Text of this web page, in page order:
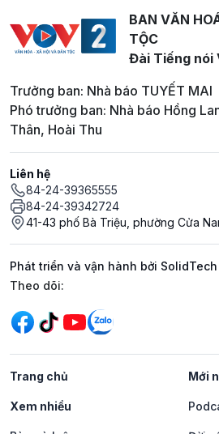
BAN VĂN
TỘC
Đài Tiếng nói
Trưởng ban: Nhà báo TUYẾT MAI
Phó trưởng ban: Nhà báo Hồng
Thân, Hoài Thu
Liên hệ
84-24-39365555
84-24-39342724
41-43 phố Bà Triệu, phường Cửa
Phát triển và vận hành bởi SolidTech
Mạng xã hội
Theo dõi:
Trang chủ Mới
Xem nhiều